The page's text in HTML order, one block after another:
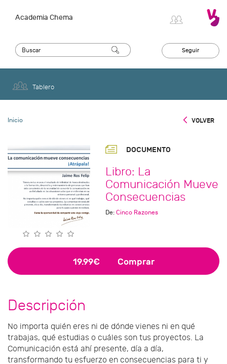
Academia Chema
Seguir
Tablero
Inicio VOLVER
DOCUMENTO
Libro: La
Comunicación Mueve
Consecuencias
De: Cinco Razones
19.99€ Comprar
Descripción
No importa quién eres ni de dónde vienes ni en qué
trabajas, qué estudias o cuáles son tus proyectos. La
Comunicación está ahí presente, día a día,
transformando tu esfuerzo en consecuencias para ti y